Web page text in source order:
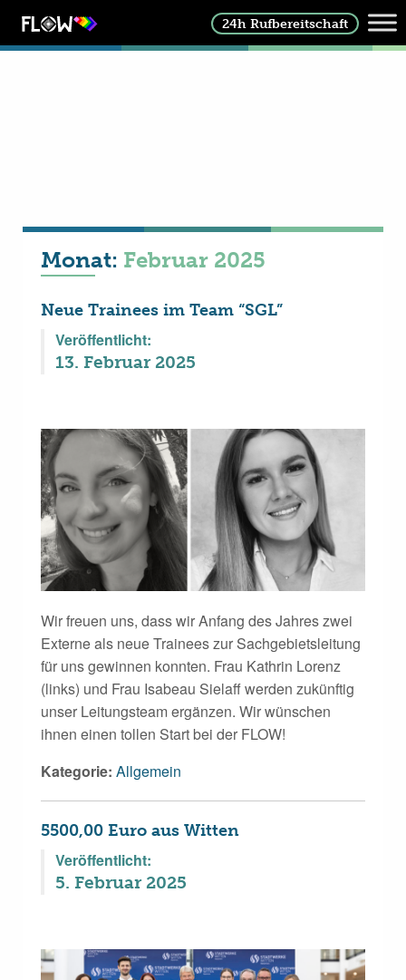
24h Rufbereitschaft
Monat: Februar 2025
Neue Trainees im Team “SGL”
Veröffentlicht:
13. Februar 2025
Wir freuen uns, dass wir Anfang des Jahres zwei
Externe als neue Trainees zur Sachgebietsleitung
für uns gewinnen konnten. Frau Kathrin Lorenz
(links) und Frau Isabeau Sielaff werden zukünftig
unser Leitungsteam ergänzen. Wir wünschen
ihnen einen tollen Start bei der FLOW!
Kategorie: Allgemein
5500,00 Euro aus Witten
Veröffentlicht:
5. Februar 2025